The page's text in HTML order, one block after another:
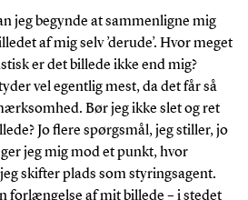
jeg begynde at sammenligne mig
af mig selv ’derude’. Hvor meget
er det billede ikke end mig?
vel egentlig mest, da det får så
Bør jeg ikke slet og ret
Jo flere spørgsmål, jeg stiller, jo
jeg mig mod et punkt, hvor
skifter plads som styringsagent.
forlængelse af mit billede – i stedet